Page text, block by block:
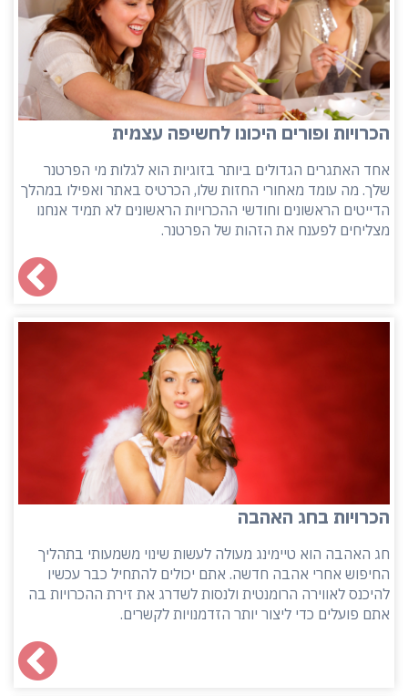
הכרויות ופורים היכונו לחשיפה עצמית
אחד האתגרים הגדולים ביותר בזוגיות הוא לגלות מי הפרטנר
שלך. מה עומד מאחורי החזות שלו, הכרטיס באתר ואפילו במהלך
הדייטים הראשונים וחודשי ההכרויות הראשונים לא תמיד אנחנו
מצליחים לפענח את הזהות של הפרטנר.
הכרויות בחג האהבה
חג האהבה הוא טיימינג מעולה לעשות שינוי משמעותי בתהליך
החיפוש אחרי אהבה חדשה. אתם יכולים להתחיל כבר עכשיו
להיכנס לאווירה הרומנטית ולנסות לשדרג את זירת ההכרויות בה
אתם פועלים כדי ליצור יותר הזדמנויות לקשרים.